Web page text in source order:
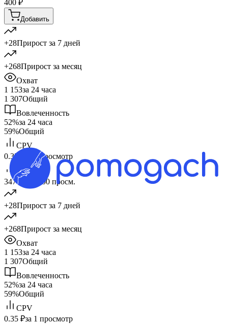
400 ₽
Добавить
+28Прирост за 7 дней
+268Прирост за месяц
Охват
1 153за 24 часа
1 307Общий
Вовлеченность
52%за 24 часа
59%Общий
CPV
0.35 ₽
за 1 просмотр
CPM
347 ₽
за 1 000 просм.
+28Прирост за 7 дней
+268Прирост за месяц
Охват
1 153за 24 часа
1 307Общий
Вовлеченность
52%за 24 часа
59%Общий
CPV
0.35 ₽за 1 просмотр